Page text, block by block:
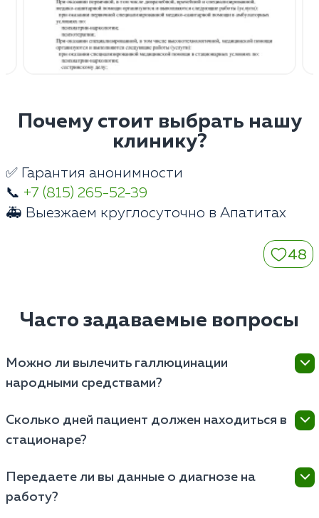
Почему стоит выбрать нашу
клинику?
✅ Гарантия анонимности
📞 +7 (815) 265-52-39
🚑 Выезжаем круглосуточно в Апатитах
48
Часто задаваемые вопросы
Можно ли вылечить галлюцинации
народными средствами?
сбоя в биохимии мозга. Самолечение приводит к
потере времени и необратимым органическим
Сколько дней пациент должен находиться в
стационаре?
Полный курс нормализации метаболизма головного
мозга требует пребывания в закрытой клинике в
Передаете ли вы данные о диагнозе на
работу?